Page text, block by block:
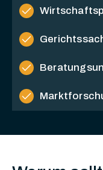
check
check
check
check